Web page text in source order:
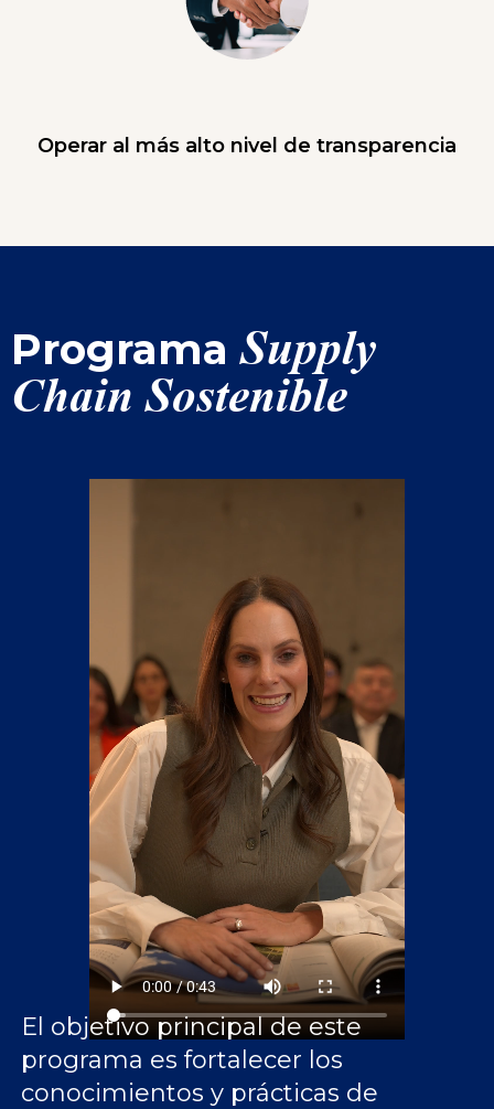
Operar al más alto nivel de transparencia
ProgramaSupply
Chain Sostenible
El objetivo principal de este
programa es fortalecer los
conocimientos y prácticas de